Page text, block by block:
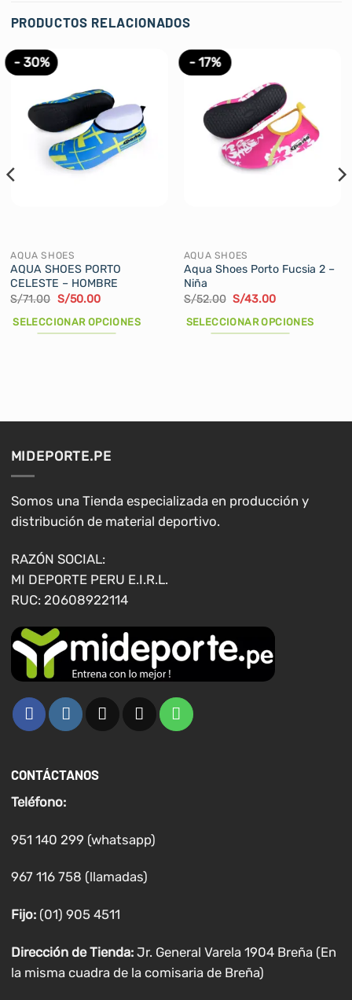
PRODUCTOS RELACIONADOS
- 30%
AQUA SHOES
AQUA SHOES PORTO
CELESTE – HOMBRE
S/71.00 El
original
era:
S/50.00El
actual
es:
SELECCIONAR OPCIONES
se
pueden
elegir
en
página
de
producto
- 17%
AQUA SHOES
Aqua Shoes Porto Fucsia 2 –
Niña
S/52.00 El
original
era:
S/43.00El
actual
es:
SELECCIONAR OPCIONES
elegir
en
MIDEPORTE.PE
Somos una Tienda especializada en producción y
distribución de material deportivo.
RAZÓN SOCIAL:
MI DEPORTE PERU E.I.R.L.
RUC: 20608922114
CONTÁCTANOS
Teléfono:
951 140 299 (whatsapp)
967 116 758 (llamadas)
Fijo:(01) 905 4511
Dirección de Tienda: Jr. General Varela 1904 Breña (En
la misma cuadra de la comisaria de Breña)